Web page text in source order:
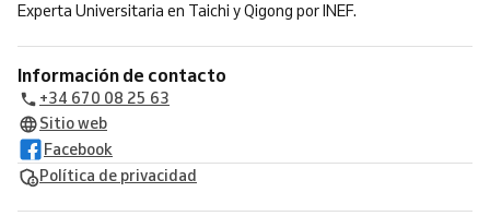
Experta Universitaria en Taichi y Qigong por INEF.
Información de contacto
+34 670 08 25 63
Sitio web
Facebook
Política de privacidad